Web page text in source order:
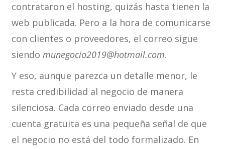
contrataron el hosting, quizás hasta tienen la
web publicada. Pero a la hora de comunicarse
con clientes o proveedores, el correo sigue
siendo munegocio2019@hotmail.com.
Y eso, aunque parezca un detalle menor, le
resta credibilidad al negocio de manera
silenciosa. Cada correo enviado desde una
cuenta gratuita es una pequeña señal de que
el negocio no está del todo formalizado. En